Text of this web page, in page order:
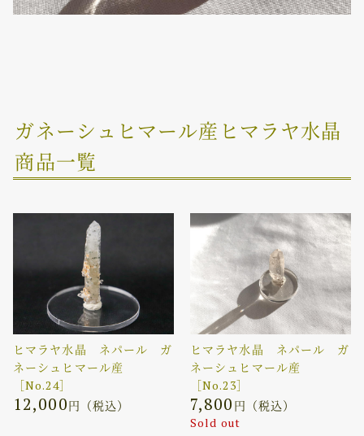
ガネーシュヒマール産ヒマラヤ水晶
商品一覧
ヒマラヤ水晶 ネパール ガ
ネーシュヒマール産
［No.24］
12,000円（税込）
ヒマラヤ水晶 ネパール ガ
ネーシュヒマール産
［No.23］
7,800 円（税込）
Sold out